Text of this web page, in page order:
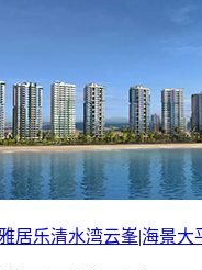
居乐清水湾云峯|海景大